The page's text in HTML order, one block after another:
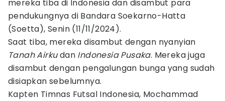
mereka tiba di Indonesia dan disambut para
pendukungnya di Bandara Soekarno-Hatta
(Soetta), Senin (11/11/2024).
Saat tiba, mereka disambut dengan nyanyian
Tanah Airkudan Indonesia Pusaka. Mereka juga
disambut dengan pengalungan bunga yang sudah
disiapkan sebelumnya.
Kapten Timnas Futsal Indonesia, Mochammad